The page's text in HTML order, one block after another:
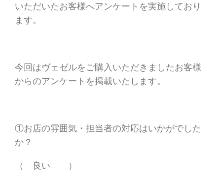
いただいたお客様へアンケートを実施しており
ます。
今回はヴェゼルをご購入いただきましたお客様
からのアンケートを掲載いたします。
①お店の雰囲気・担当者の対応はいかがでした
か？
（ 良い ）